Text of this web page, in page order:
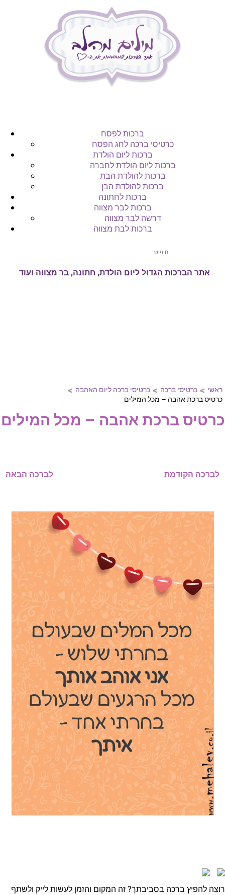
ברכות לפסח
כרטיסי ברכה לחג הפסח
ברכות ליום הולדת
ברכות ליום הולדת לחברה
ברכות להולדת הבת
ברכות להולדת הבן
ברכות לחתונה
ברכות לבר מצווה
דרשה לבר מצווה
ברכות לבת מצווה
אתר הברכות הגדול ליום הולדת, חתונה, בר מצווה ועוד
ראשי > כרטיסי ברכה > כרטיסי ברכה ליום האהבה >
כרטיס ברכת אהבה – מכל המילים
כרטיס ברכת אהבה – מכל המילים
לברכה הבאה לברכה הקודמת
רוצה להפיץ ברכה בסביבתך? זה המקום והזמן לעשות לייק ולשתף